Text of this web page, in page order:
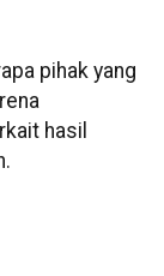
pihak yang
hasil